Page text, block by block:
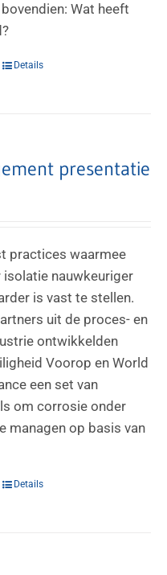
bovendien: Wat heeft
Details
presentatie
practices waarmee
nauwkeuriger
is vast te stellen.
uit de proces- en
ontwikkelden
Voorop en World
een set van
om corrosie onder
managen op basis van
Details